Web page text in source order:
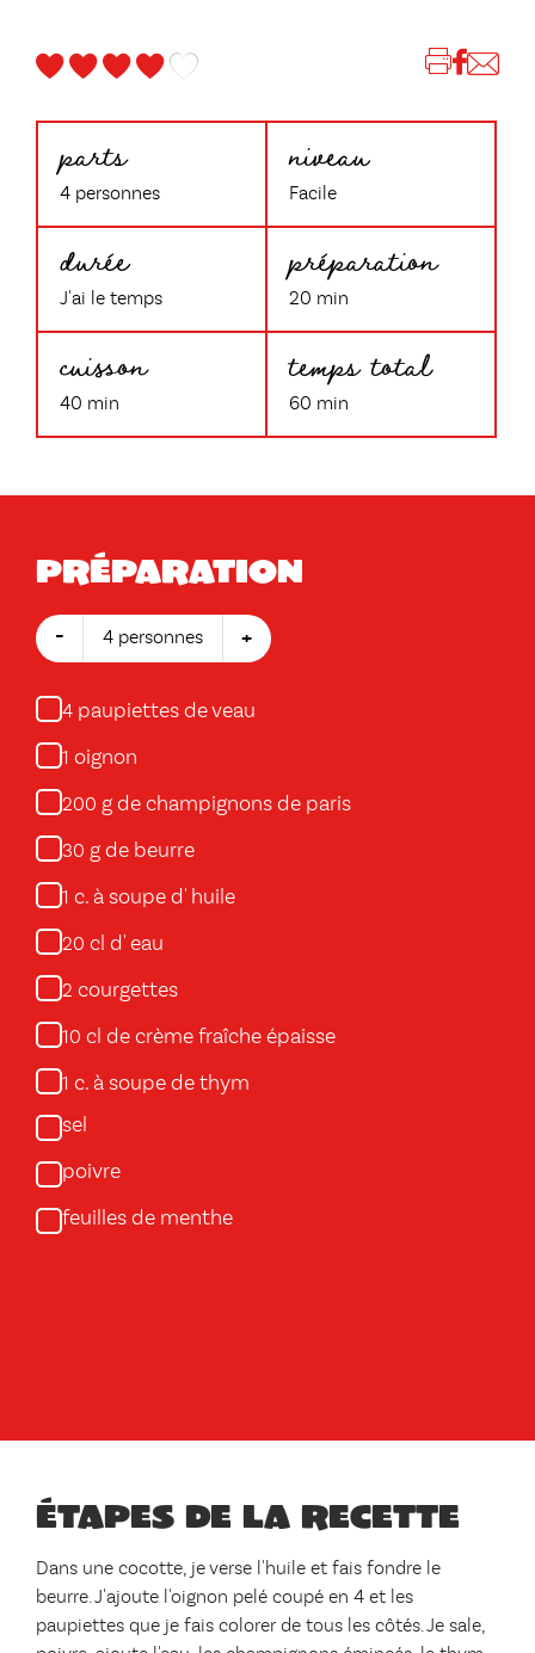
parts
4 personnes
niveau
Facile
durée
J'ai le temps
préparation
20 min
cuisson
40 min
temps total
60 min
Préparation
- 4 personnes +
4 paupiettes de veau
1 oignon
200 g de champignons de paris
30 g de beurre
1 c. à soupe d' huile
20 cl d' eau
2 courgettes
10 cl de crème fraîche épaisse
1 c. à soupe de thym
sel
poivre
feuilles de menthe
Étapes de la recette
Dans une cocotte, je verse l'huile et fais fondre le
beurre. J'ajoute l'oignon pelé coupé en 4 et les
paupiettes que je fais colorer de tous les côtés. Je sale,